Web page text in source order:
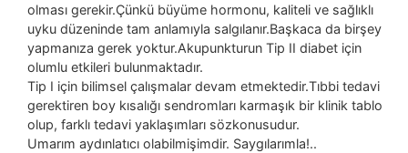
olması gerekir.Çünkü büyüme hormonu, kaliteli ve sağlıklı
uyku düzeninde tam anlamıyla salgılanır.Başkaca da birşey
yapmanıza gerek yoktur.Akupunkturun Tip II diabet için
olumlu etkileri bulunmaktadır.
Tip I için bilimsel çalışmalar devam etmektedir.Tıbbi tedavi
gerektiren boy kısalığı sendromları karmaşık bir klinik tablo
olup, farklı tedavi yaklaşımları sözkonusudur.
Umarım aydınlatıcı olabilmişimdir. Saygılarımla!..